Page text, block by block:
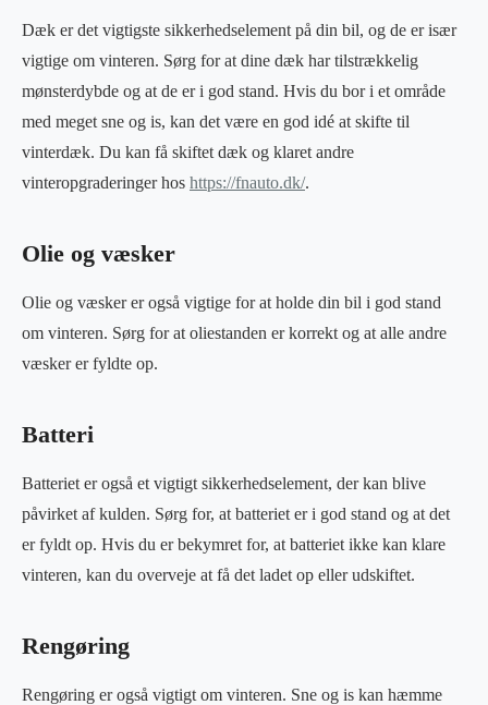
Dæk er det vigtigste sikkerhedselement på din bil, og de er især
vigtige om vinteren. Sørg for at dine dæk har tilstrækkelig
mønsterdybde og at de er i god stand. Hvis du bor i et område
med meget sne og is, kan det være en god idé at skifte til
vinterdæk. Du kan få skiftet dæk og klaret andre
vinteropgraderinger hos https://fnauto.dk/.
Olie og væsker
Olie og væsker er også vigtige for at holde din bil i god stand
om vinteren. Sørg for at oliestanden er korrekt og at alle andre
væsker er fyldte op.
Batteri
Batteriet er også et vigtigt sikkerhedselement, der kan blive
påvirket af kulden. Sørg for, at batteriet er i god stand og at det
er fyldt op. Hvis du er bekymret for, at batteriet ikke kan klare
vinteren, kan du overveje at få det ladet op eller udskiftet.
Rengøring
Rengøring er også vigtigt om vinteren. Sne og is kan hæmme